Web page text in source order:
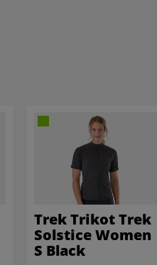
Trek Trikot Trek
Solstice Women
S Black